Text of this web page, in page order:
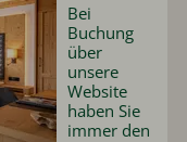
Bei
Buchung
über
unsere
Website
haben Sie
immer den